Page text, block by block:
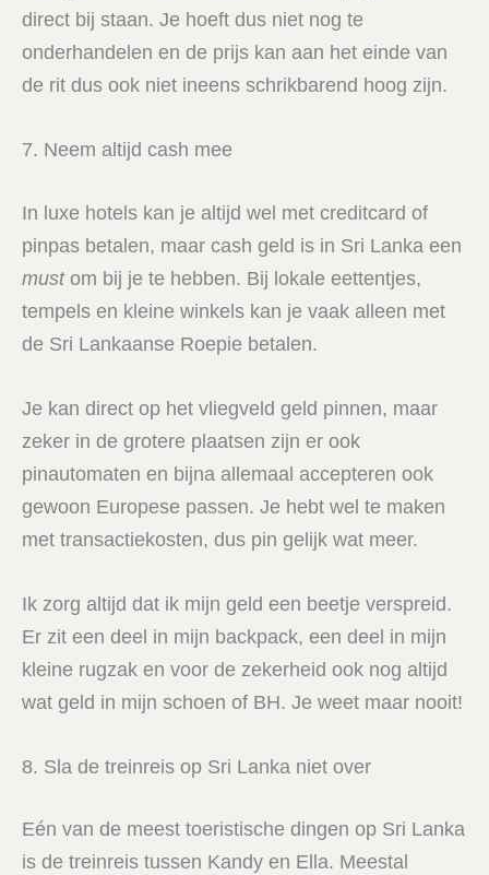
direct bij staan. Je hoeft dus niet nog te
onderhandelen en de prijs kan aan het einde van
de rit dus ook niet ineens schrikbarend hoog zijn.
7. Neem altijd cash mee
In luxe hotels kan je altijd wel met creditcard of
pinpas betalen, maar cash geld is in Sri Lanka een
mustom bij je te hebben. Bij lokale eettentjes,
tempels en kleine winkels kan je vaak alleen met
de Sri Lankaanse Roepie betalen.
Je kan direct op het vliegveld geld pinnen, maar
zeker in de grotere plaatsen zijn er ook
pinautomaten en bijna allemaal accepteren ook
gewoon Europese passen. Je hebt wel te maken
met transactiekosten, dus pin gelijk wat meer.
Ik zorg altijd dat ik mijn geld een beetje verspreid.
Er zit een deel in mijn backpack, een deel in mijn
kleine rugzak en voor de zekerheid ook nog altijd
wat geld in mijn schoen of BH. Je weet maar nooit!
8. Sla de treinreis op Sri Lanka niet over
Eén van de meest toeristische dingen op Sri Lanka
is de treinreis tussen Kandy en Ella. Meestal